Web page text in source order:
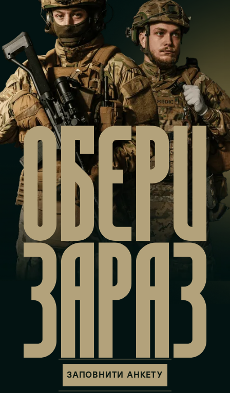
ОБЕРИ
ЗАРАЗ
ЗАПОВНИТИ АНКЕТУ